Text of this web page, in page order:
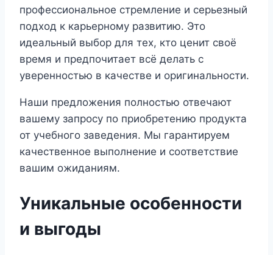
профессиональное стремление и серьезный
подход к карьерному развитию. Это
идеальный выбор для тех, кто ценит своё
время и предпочитает всё делать с
уверенностью в качестве и оригинальности.
Наши предложения полностью отвечают
вашему запросу по приобретению продукта
от учебного заведения. Мы гарантируем
качественное выполнение и соответствие
вашим ожиданиям.
Уникальные особенности
и выгоды